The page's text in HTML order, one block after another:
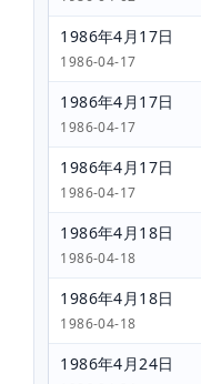
1986年4月17日
1986-04-17
1986年4月17日
1986-04-17
1986年4月17日
1986-04-17
1986年4月18日
1986-04-18
1986年4月18日
1986-04-18
1986年4月24日